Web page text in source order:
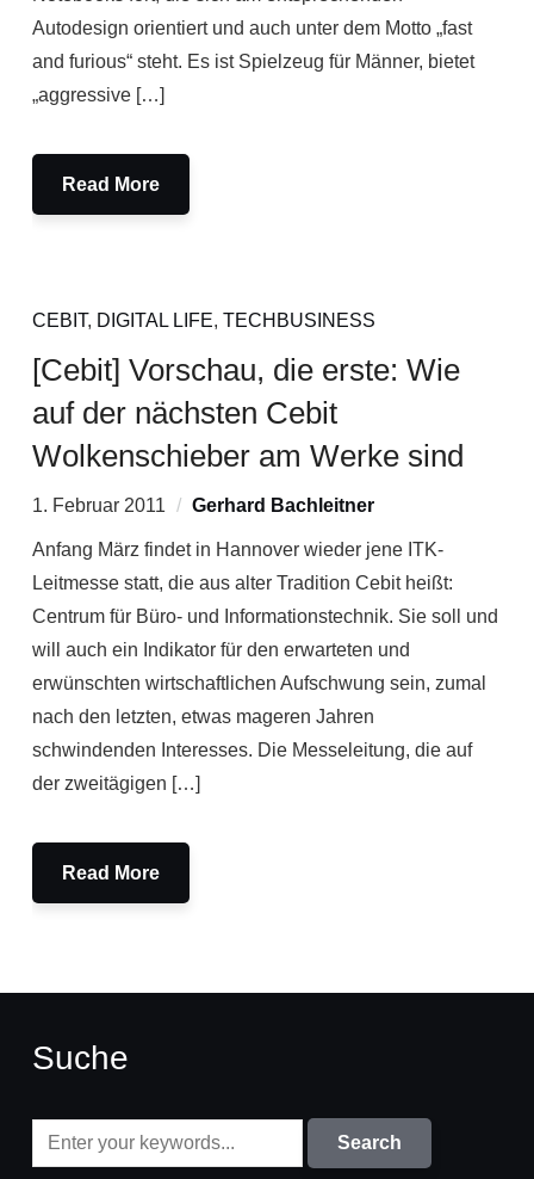
Autodesign orientiert und auch unter dem Motto „fast
and furious“ steht. Es ist Spielzeug für Männer, bietet
„aggressive […]
Read More
CEBIT, DIGITAL LIFE, TECHBUSINESS
[Cebit] Vorschau, die erste: Wie
auf der nächsten Cebit
Wolkenschieber am Werke sind
1. Februar 2011 Gerhard Bachleitner
Anfang März findet in Hannover wieder jene ITK-
Leitmesse statt, die aus alter Tradition Cebit heißt:
Centrum für Büro- und Informationstechnik. Sie soll und
will auch ein Indikator für den erwarteten und
erwünschten wirtschaftlichen Aufschwung sein, zumal
nach den letzten, etwas mageren Jahren
schwindenden Interesses. Die Messeleitung, die auf
der zweitägigen […]
Read More
Suche